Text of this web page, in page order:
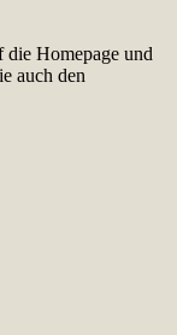
die Homepage und
auch den